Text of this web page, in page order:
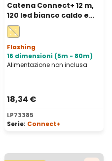
stelle
Catena Connect+ 12 m,
120 led bianco caldo e
bianco freddo, cavo
trasparente,
prolungabile
Flashing
16 dimensioni (5m - 80m)
Alimentazione non inclusa
18,34 €
LP73385
Serie: Connect+